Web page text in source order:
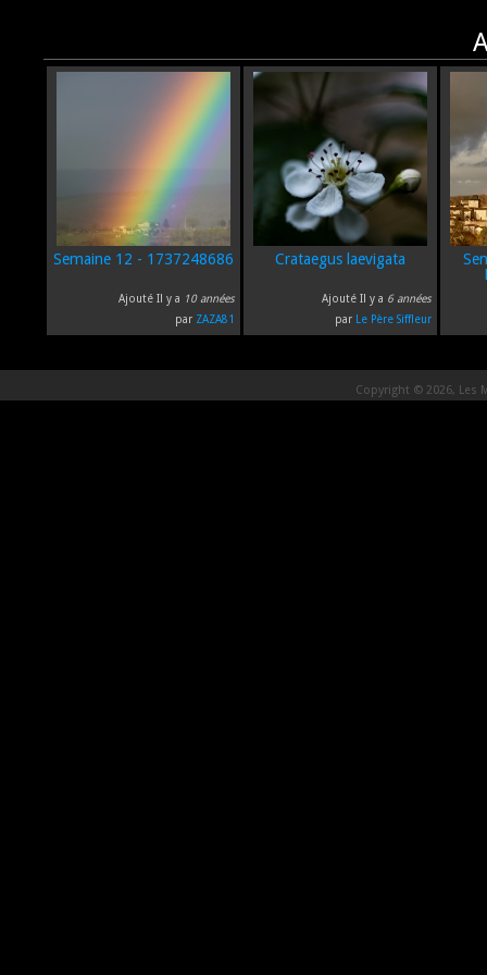
Semaine 12 - 1737248686
Ajouté Il y a 10 années
par ZAZA81
Crataegus laevigata
Ajouté Il y a 6 années
par Le Père Siffleur
Copyright © 2026, Les